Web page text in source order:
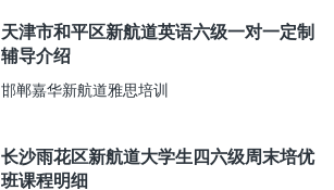
天津市和平区新航道英语六级一对一定制
辅导介绍
邯郸嘉华新航道雅思培训
长沙雨花区新航道大学生四六级周末培优
班课程明细